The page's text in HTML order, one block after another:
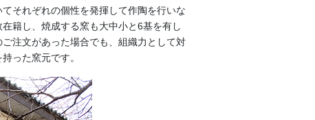
それぞれの個性を発揮して作陶を行いな
籍し、焼成する窯も大中小と6基を有し
注文があった場合でも、組織力として対
った窯元です。